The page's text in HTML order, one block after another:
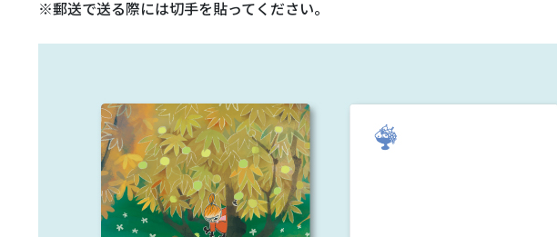
※郵送で送る際には切手を貼ってください。